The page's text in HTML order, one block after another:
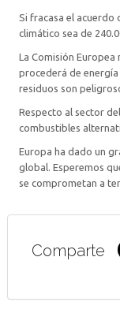
Si fracasa el acuerdo
climático sea de
La Comisión
procederá de energía
residuos son
Respecto al sector
combustibles
Europa ha dado un
global. Esperemos
se comprometan a
Comparte